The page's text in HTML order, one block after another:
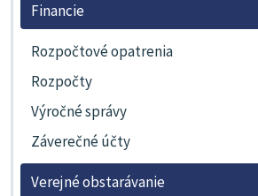
Financie
Rozpočtové opatrenia
Rozpočty
Výročné správy
Záverečné účty
Verejné obstarávanie